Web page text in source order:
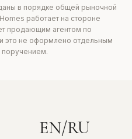
в порядке общей рыночной
работает на стороне
продающим агентом по
это не оформлено отдельным
EN/RU